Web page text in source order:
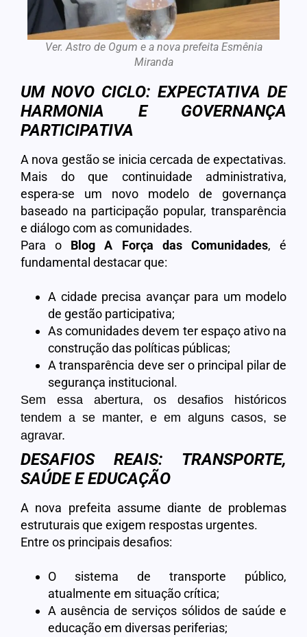
Ver. Astro de Ogum e a nova prefeita Esmênia
Miranda
UM NOVO CICLO: EXPECTATIVA DE
HARMONIA E GOVERNANÇA
PARTICIPATIVA
A nova gestão se inicia cercada de expectativas.
Mais do que continuidade administrativa,
espera-se um novo modelo de governança
baseado na participação popular, transparência
e diálogo com as comunidades.
Para o Blog A Força das Comunidades, é
fundamental destacar que:
A cidade precisa avançar para um modelo
de gestão participativa;
As comunidades devem ter espaço ativo na
construção das políticas públicas;
A transparência deve ser o principal pilar de
segurança institucional.
Sem essa abertura, os desafios históricos
tendem a se manter, e em alguns casos, se
agravar.
DESAFIOS REAIS: TRANSPORTE,
SAÚDE E EDUCAÇÃO
A nova prefeita assume diante de problemas
estruturais que exigem respostas urgentes.
Entre os principais desafios:
O sistema de transporte público,
atualmente em situação crítica;
A ausência de serviços sólidos de saúde e
educação em diversas periferias;